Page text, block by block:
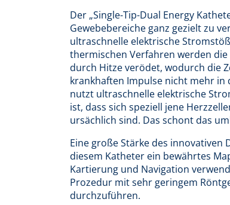
Der „Single-Tip-Dual Energy
Gewebebereiche ganz gezielt zu
ultraschnelle elektrische
thermischen Verfahren werden
durch Hitze verödet, wodurch die
krankhaften Impulse nicht mehr
nutzt ultraschnelle elektrische
ist, dass sich speziell jene
ursächlich sind. Das schont das
Eine große Stärke des innovativen
diesem Katheter ein bewährtes
Kartierung und Navigation
Prozedur mit sehr geringem
durchzuführen.